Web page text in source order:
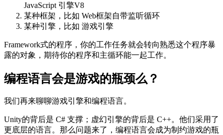
JavaScript 引擎V8
某种框架，比如 Web框架自带监听循环
某种引擎，比如 游戏引擎
Framework式的程序，你的工作任务就会转向熟悉这个程序暴
露的对象，期待你的程序和主循环能一起工作。
编程语言会是游戏的瓶颈么？
我们再来聊聊游戏引擎和编程语言。
Unity的背后是 C# 支撑；虚幻引擎的背后是 C++。他们采用了
更底层的语言。那么问题来了，编程语言会成为制约游戏的瓶